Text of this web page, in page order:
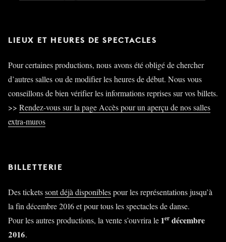
LIEUX ET HEURES DE SPECTACLES
Pour certaines productions, nous avons été obligé de chercher
d’autres salles ou de modifier les heures de début. Nous vous
conseillons de bien vérifier les informations reprises sur vos billets.
>> Rendez-vous sur la page Accès pour un aperçu de nos salles
extra-muros
BILLETTERIE
Des ticketssont déjà disponiblespour les représentations jusqu’à
la fin décembre 2016 et pour tous les spectacles de danse.
Pour les autres productions, la vente s’ouvrira le1er décembre
2016.